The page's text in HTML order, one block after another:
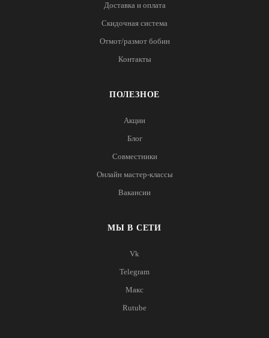
Доставка и оплата
Скидочная система
Отмот/размот бобин
Контакты
ПОЛЕЗНОЕ
Акции
Блог
Совместники
Онлайн мастер-классы
Вакансии
МЫ В СЕТИ
Vk
Telegram
Макс
Rutube